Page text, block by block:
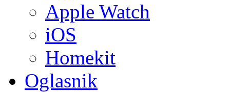
Apple Watch
iOS
Homekit
Oglasnik